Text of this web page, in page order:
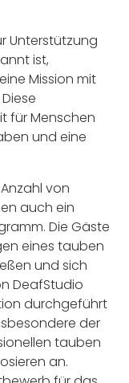
Unterstützung
ist,
Mission mit
für Menschen
und eine
von
auch ein
Die Gäste
eines tauben
und sich
DeafStudio
durchgeführt
der
tauben
an.